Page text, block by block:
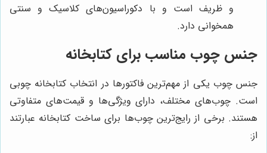
و ظریف است و با دکوراسیون‌های کلاسیک و سنتی
همخوانی دارد.
جنس چوب مناسب برای کتابخانه
جنس چوب یکی از مهم‌ترین فاکتورها در انتخاب کتابخانه چوبی
است. چوب‌های مختلف، دارای ویژگی‌ها و قیمت‌های متفاوتی
هستند. برخی از رایج‌ترین چوب‌ها برای ساخت کتابخانه عبارتند
از: